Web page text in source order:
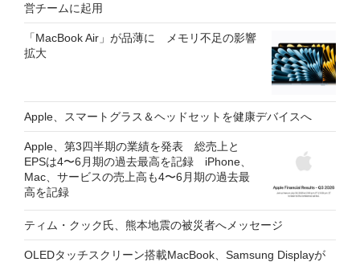
営チームに起用
「MacBook Air」が品薄に メモリ不足の影響
拡大
Apple、スマートグラス＆ヘッドセットを健康デバイスへ
Apple、第3四半期の業績を発表 総売上と
EPSは4〜6月期の過去最高を記録 iPhone、
Mac、サービスの売上高も4〜6月期の過去最
高を記録
ティム・クック氏、熊本地震の被災者へメッセージ
OLEDタッチスクリーン搭載MacBook、Samsung Displayが